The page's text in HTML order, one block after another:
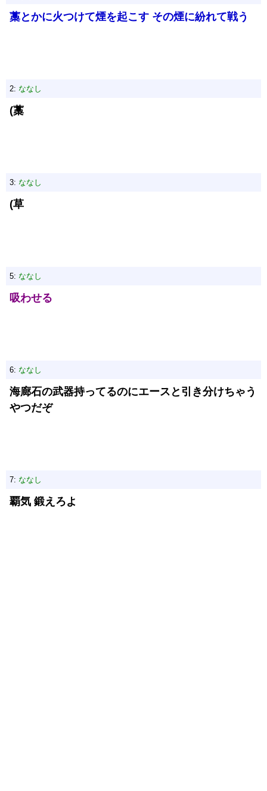
藁とかに火つけて煙を起こす その煙に紛れて戦う
2: ななし
(藁
3: ななし
(草
5: ななし
吸わせる
6: ななし
海廊石の武器持ってるのにエースと引き分けちゃう
やつだぞ
7: ななし
覇気 鍛えろよ